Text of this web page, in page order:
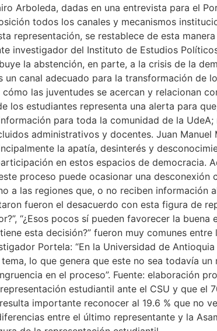
Arboleda, dadas en una entrevista para el
todos los canales y mecanismos
representación, se restablece de esta
investigador del Instituto de Estudios
la abstención, en parte, a la crisis de la
canal adecuado para la transformación de
las juventudes se acercan y relacionan
estudiantes representa una alerta para
para toda la comunidad de la
administrativos y docentes. Juan Manuel
la apatía, desinterés y
en estos espacios de democracia.
proceso puede ocasionar una desconexión
a las regiones que, o no reciben información
fueron el desacuerdo con esta figura de
“¿Esos pocos sí pueden favorecer la buena
esta decisión?” fueron muy comunes
Portela: “En la Universidad de
lo que genera que este no sea todavía un
en el proceso”. Fuente: elaboración
estudiantil ante el CSU y que el
importante reconocer al 19.6 % que no
entre el último representante y la